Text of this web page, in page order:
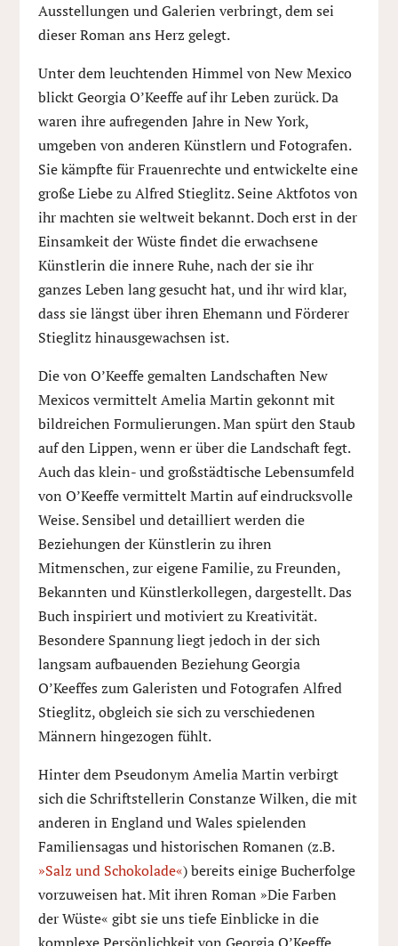
Ausstellungen und Galerien verbringt, dem sei
dieser Roman ans Herz gelegt.
Unter dem leuchtenden Himmel von New Mexico
blickt Georgia O’Keeffe auf ihr Leben zurück. Da
waren ihre aufregenden Jahre in New York,
umgeben von anderen Künstlern und Fotografen.
Sie kämpfte für Frauenrechte und entwickelte eine
große Liebe zu Alfred Stieglitz. Seine Aktfotos von
ihr machten sie weltweit bekannt. Doch erst in der
Einsamkeit der Wüste findet die erwachsene
Künstlerin die innere Ruhe, nach der sie ihr
ganzes Leben lang gesucht hat, und ihr wird klar,
dass sie längst über ihren Ehemann und Förderer
Stieglitz hinausgewachsen ist.
Die von O’Keeffe gemalten Landschaften New
Mexicos vermittelt Amelia Martin gekonnt mit
bildreichen Formulierungen. Man spürt den Staub
auf den Lippen, wenn er über die Landschaft fegt.
Auch das klein- und großstädtische Lebensumfeld
von O’Keeffe vermittelt Martin auf eindrucksvolle
Weise. Sensibel und detailliert werden die
Beziehungen der Künstlerin zu ihren
Mitmenschen, zur eigene Familie, zu Freunden,
Bekannten und Künstlerkollegen, dargestellt. Das
Buch inspiriert und motiviert zu Kreativität.
Besondere Spannung liegt jedoch in der sich
langsam aufbauenden Beziehung Georgia
O’Keeffes zum Galeristen und Fotografen Alfred
Stieglitz, obgleich sie sich zu verschiedenen
Männern hingezogen fühlt.
Hinter dem Pseudonym Amelia Martin verbirgt
sich die Schriftstellerin Constanze Wilken, die mit
anderen in England und Wales spielenden
Familiensagas und historischen Romanen (z.B.
»Salz und Schokolade«) bereits einige Bucherfolge
vorzuweisen hat. Mit ihren Roman »Die Farben
der Wüste« gibt sie uns tiefe Einblicke in die